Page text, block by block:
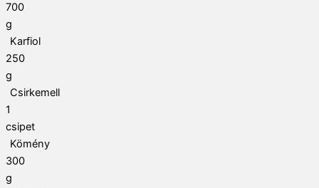
700
g
Karfiol
250
g
Csirkemell
1
csipet
Kömény
300
g